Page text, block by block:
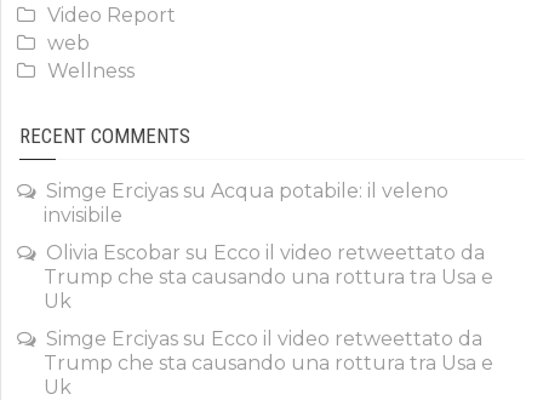
Video Report
web
Wellness
RECENT COMMENTS
Simge Erciyas su Acqua potabile: il veleno
invisibile
Olivia Escobar su Ecco il video retweettato da
Trump che sta causando una rottura tra Usa e
Uk
Simge Erciyas su Ecco il video retweettato da
Trump che sta causando una rottura tra Usa e
Uk